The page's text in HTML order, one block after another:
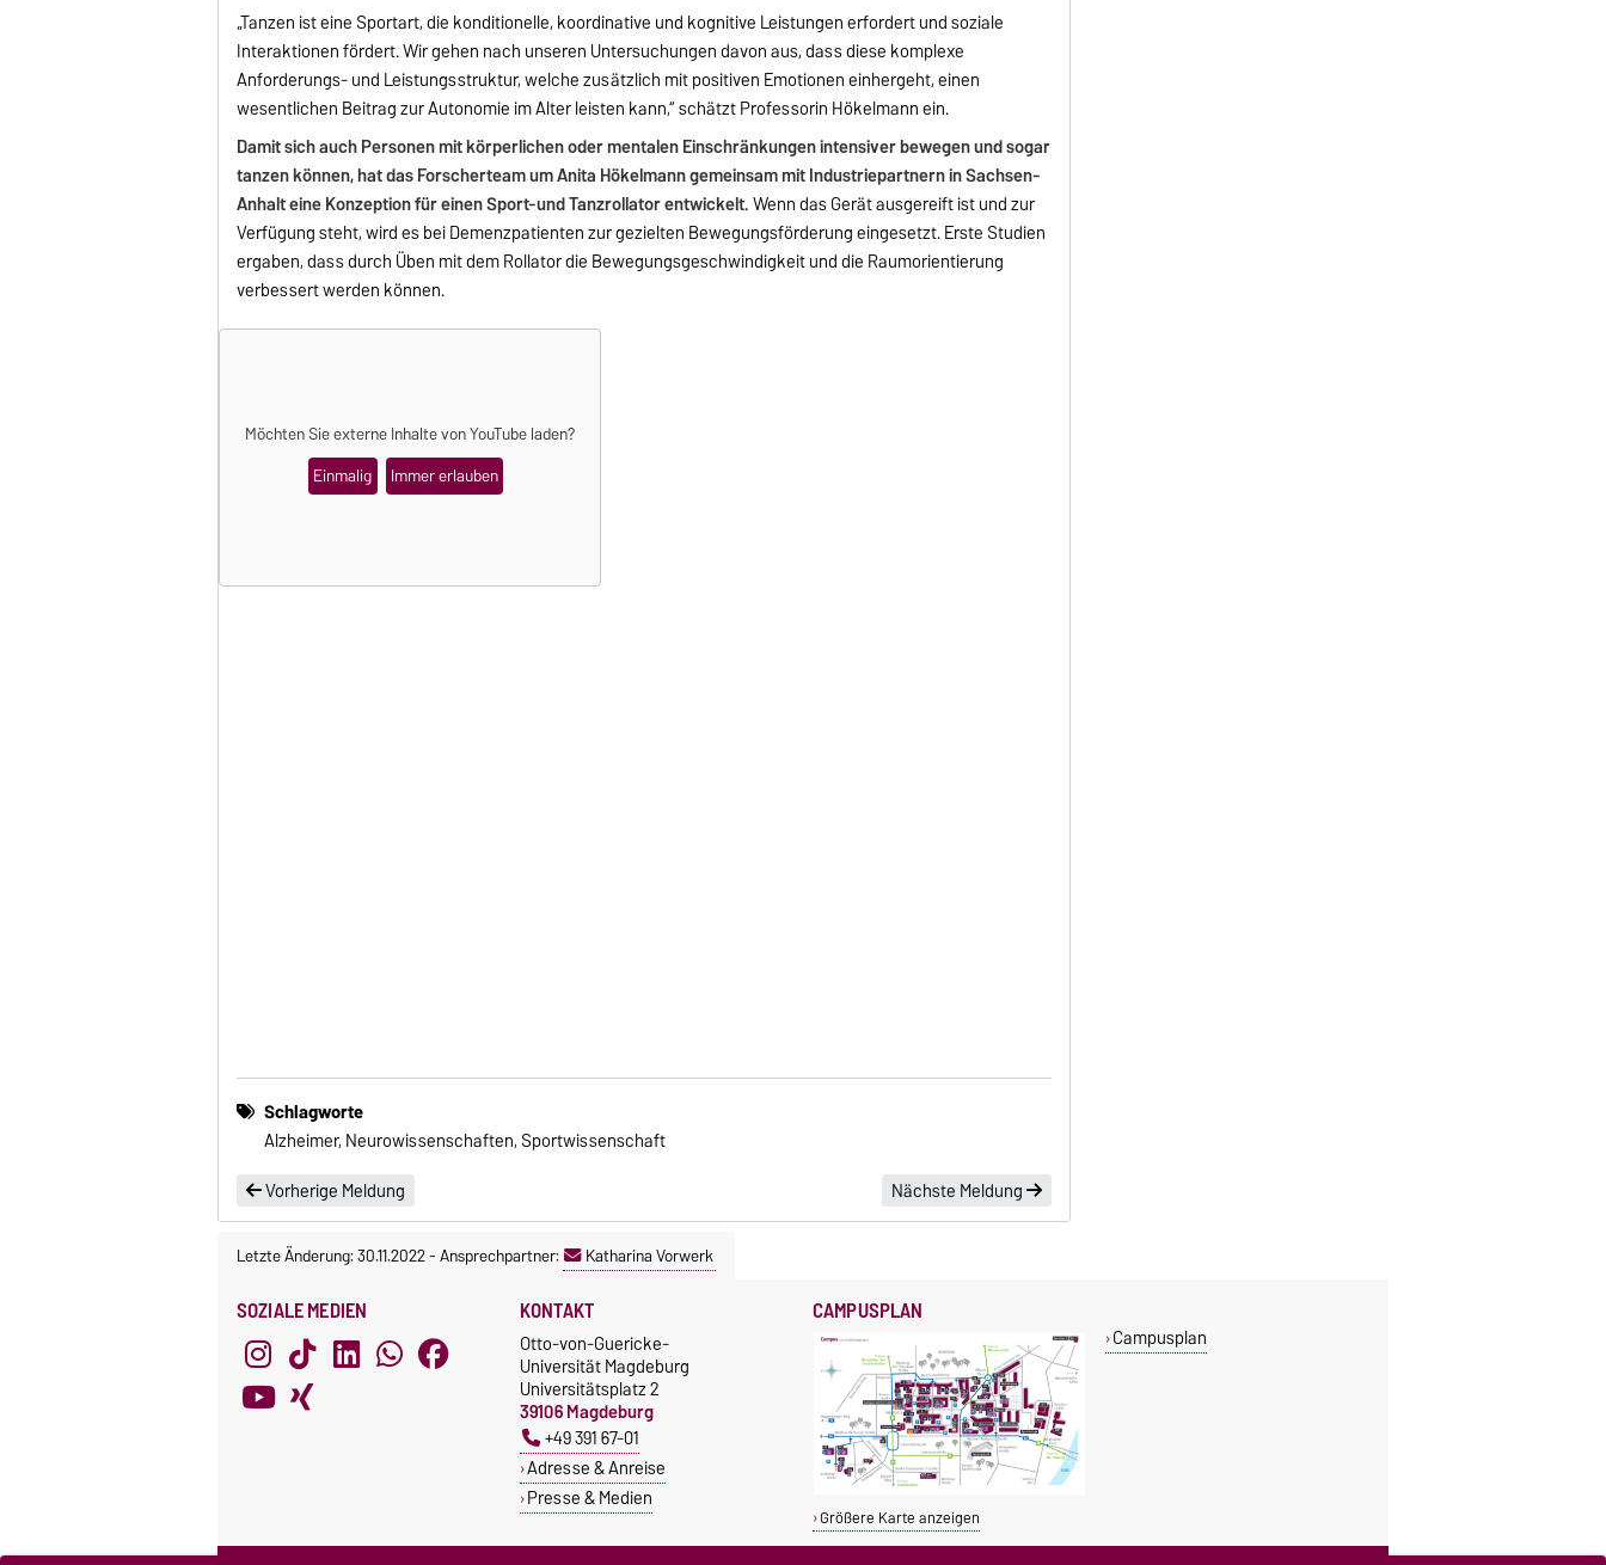
„Tanzen ist eine Sportart, die konditionelle, koordinative und kognitive Leistungen erfordert und soziale
Interaktionen fördert. Wir gehen nach unseren Untersuchungen davon aus, dass diese komplexe
Anforderungs- und Leistungsstruktur, welche zusätzlich mit positiven Emotionen einhergeht, einen
wesentlichen Beitrag zur Autonomie im Alter leisten kann,“ schätzt Professorin Hökelmann ein.
Damit sich auch Personen mit körperlichen oder mentalen Einschränkungen intensiver bewegen und sogar
tanzen können, hat das Forscherteam um Anita Hökelmann gemeinsam mit Industriepartnern in Sachsen-
Anhalt eine Konzeption für einen Sport-und Tanzrollator entwickelt.Wenn das Gerät ausgereift ist und zur
Verfügung steht, wird es bei Demenzpatienten zur gezielten Bewegungsförderung eingesetzt. Erste Studien
ergaben, dass durch Üben mit dem Rollator die Bewegungsgeschwindigkeit und die Raumorientierung
verbessert werden können.
Möchten Sie externe Inhalte vonYouTubeladen?
Einmalig
Immer erlauben
Schlagworte
Alzheimer, Neurowissenschaften, Sportwissenschaft
Vorherige Meldung
Nächste Meldung
Letzte Änderung: 30.11.2022-Ansprechpartner: Katharina Vorwerk
SOZIALE MEDIEN KONTAKT
Otto-von-Guericke-
Universität Magdeburg
Universitätsplatz 2
39106 Magdeburg
+49 391 67-01
Adresse & Anreise
Presse & Medien
CAMPUSPLAN
Größere Karte anzeigen
Campusplan